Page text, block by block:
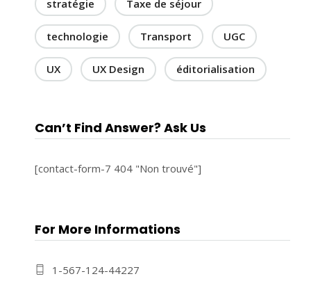
stratégie Taxe de séjour
technologie Transport UGC
UX UX Design éditorialisation
Can’t Find Answer? Ask Us
[contact-form-7 404 "Non trouvé"]
For More Informations
1-567-124-44227